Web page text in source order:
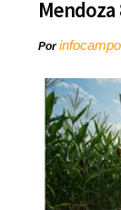
Mendoza
Porinfocampo